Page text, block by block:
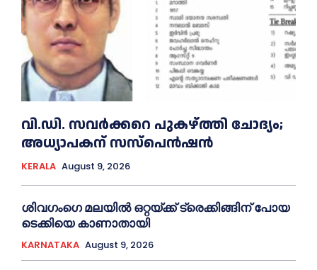
വി.ഡി. സവർക്കറെ പുകഴ്ത്തി ചോദ്യം;
അധ്യാപകന് സസ്പെൻഷൻ
KERALA August 9, 2026
ശിവഗംഗെ മലയിൽ ഒറ്റയ്ക്ക് ട്രെക്കിങ്ങിന് പോയ
ടെക്കിയെ കാണാതായി
KARNATAKA August 9, 2026